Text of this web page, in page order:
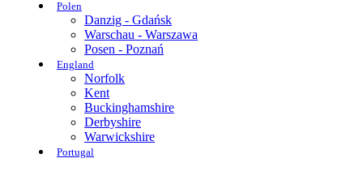
Polen
Danzig - Gdańsk
Warschau - Warszawa
Posen - Poznań
England
Norfolk
Kent
Buckinghamshire
Derbyshire
Warwickshire
Portugal